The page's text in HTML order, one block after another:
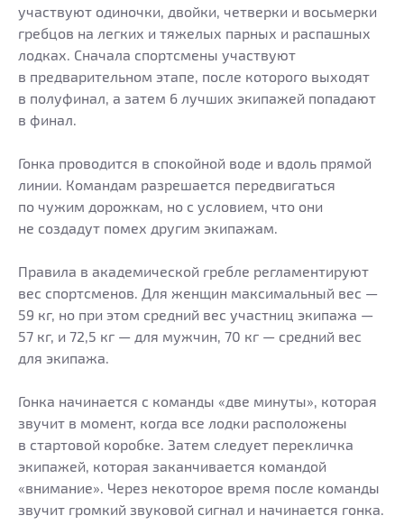
участвуют одиночки, двойки, четверки и восьмерки
гребцов на легких и тяжелых парных и распашных
лодках. Сначала спортсмены участвуют
в предварительном этапе, после которого выходят
в полуфинал, а затем 6 лучших экипажей попадают
в финал.
Гонка проводится в спокойной воде и вдоль прямой
линии. Командам разрешается передвигаться
по чужим дорожкам, но с условием, что они
не создадут помех другим экипажам.
Правила в академической гребле регламентируют
вес спортсменов. Для женщин максимальный вес —
59 кг, но при этом средний вес участниц экипажа —
57 кг, и 72,5 кг — для мужчин, 70 кг — средний вес
для экипажа.
Гонка начинается с команды «две минуты», которая
звучит в момент, когда все лодки расположены
в стартовой коробке. Затем следует перекличка
экипажей, которая заканчивается командой
«внимание». Через некоторое время после команды
звучит громкий звуковой сигнал и начинается гонка.